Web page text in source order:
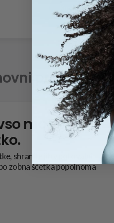
Kupite
moč svojo
shranite jih v potovalni
zobna ščetka popolnoma